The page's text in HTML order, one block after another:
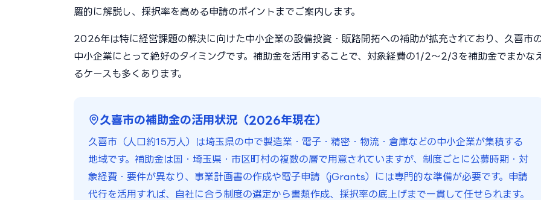
羅的に解説し、採択率を高める申請のポイントまでご案内します。
2026年は特に経営課題の解決に向けた中小企業の設備投資・販路開拓への補助が拡充されており、久喜市
中小企業にとって絶好のタイミングです。補助金を活用することで、対象経費の1/2〜2/3を補助金でまかな
るケースも多くあります。
久喜市の補助金の活用状況（2026年現在）
久喜市（人口約15万人）は埼玉県の中で製造業・電子・精密・物流・倉庫などの中小企業が集積する
地域です。補助金は国・埼玉県・市区町村の複数の層で用意されていますが、制度ごとに公募時期・対
象経費・要件が異なり、事業計画書の作成や電子申請（jGrants）には専門的な準備が必要です。申請
代行を活用すれば、自社に合う制度の選定から書類作成、採択率の底上げまで一貫して任せられます。